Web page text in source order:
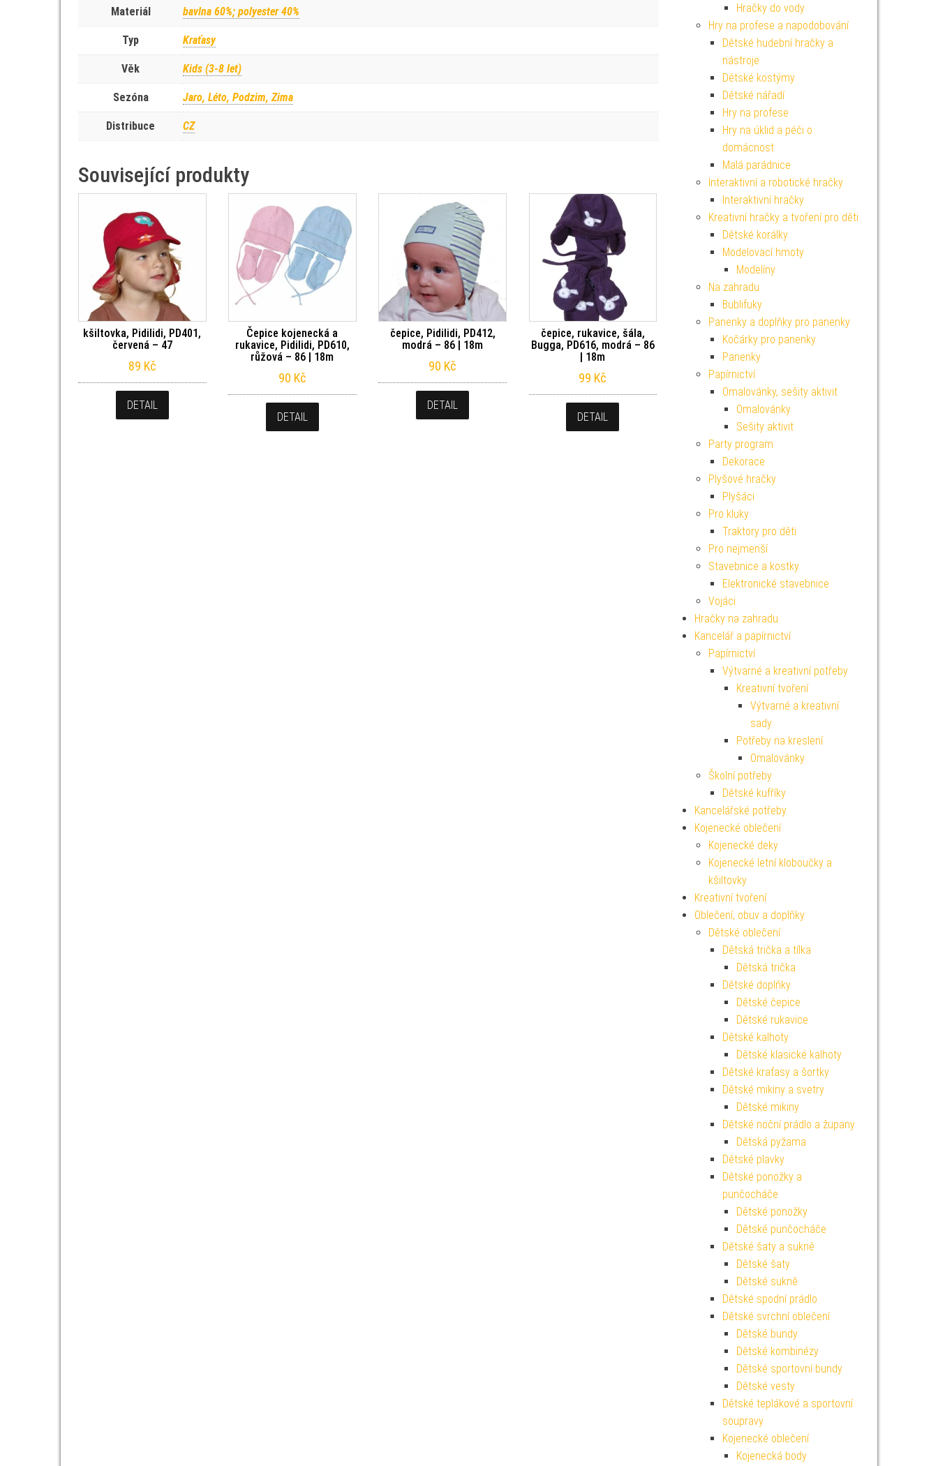
Materiál bavlna 60%; polyester 40%
Typ Kraťasy
Věk Kids (3-8 let)
Sezóna Jaro, Léto, Podzim, Zima
Distribuce CZ
Související produkty
kšiltovka, Pidilidi, PD401,
červená – 47
89 Kč
DETAIL
Čepice kojenecká a
rukavice, Pidilidi, PD610,
růžová – 86 | 18m
90 Kč
DETAIL
čepice, Pidilidi, PD412,
modrá – 86 | 18m
90 Kč
DETAIL
čepice, rukavice, šála,
Bugga, PD616, modrá – 86
| 18m
99 Kč
DETAIL
Hračky do vody
Hry na profese a napodobování
Dětské hudební hračky a
nástroje
Dětské kostýmy
Dětské nářadí
Hry na profese
Hry na úklid a péči o
domácnost
Malá parádnice
Interaktivní a robotické hračky
Interaktivní hračky
Kreativní hračky a tvoření pro děti
Dětské korálky
Modelovací hmoty
Modelíny
Na zahradu
Bublifuky
Panenky a doplňky pro panenky
Kočárky pro panenky
Panenky
Papírnictví
Omalovánky, sešity aktivit
Omalovánky
Sešity aktivit
Party program
Dekorace
Plyšové hračky
Plyšáci
Pro kluky
Traktory pro děti
Pro nejmenší
Stavebnice a kostky
Elektronické stavebnice
Vojáci
Hračky na zahradu
Kancelář a papírnictví
Papírnictví
Výtvarné a kreativní potřeby
Kreativní tvoření
Výtvarné a kreativní
sady
Potřeby na kreslení
Omalovánky
Školní potřeby
Dětské kufříky
Kancelářské potřeby
Kojenecké oblečení
Kojenecké deky
Kojenecké letní kloboučky a
kšiltovky
Kreativní tvoření
Oblečení, obuv a doplňky
Dětské oblečení
Dětská trička a tílka
Dětská trička
Dětské doplňky
Dětské čepice
Dětské rukavice
Dětské kalhoty
Dětské klasické kalhoty
Dětské kraťasy a šortky
Dětské mikiny a svetry
Dětské mikiny
Dětské noční prádlo a župany
Dětská pyžama
Dětské plavky
Dětské ponožky a
punčocháče
Dětské ponožky
Dětské punčocháče
Dětské šaty a sukně
Dětské šaty
Dětské sukně
Dětské spodní prádlo
Dětské svrchní oblečení
Dětské bundy
Dětské kombinézy
Dětské sportovní bundy
Dětské vesty
Dětské teplákové a sportovní
soupravy
Kojenecké oblečení
Kojenecká body